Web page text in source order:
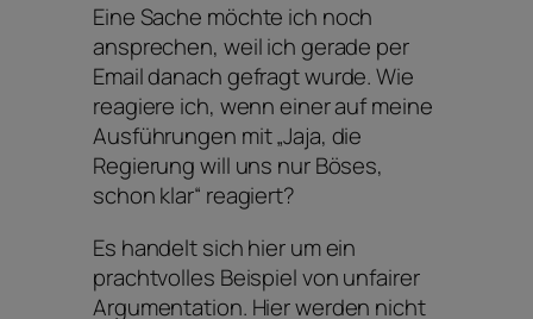
Eine Sache möchte ich noch
ansprechen, weil ich gerade per
Email danach gefragt wurde. Wie
reagiere ich, wenn einer auf meine
Ausführungen mit „Jaja, die
Regierung will uns nur Böses,
schon klar“ reagiert?
Es handelt sich hier um ein
prachtvolles Beispiel von unfairer
Argumentation. Hier werden nicht